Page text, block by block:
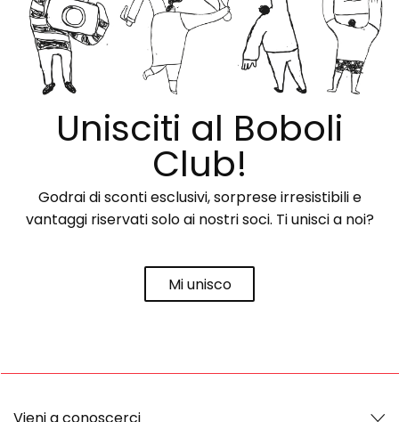
Unisciti al Boboli
Club!
Godrai di sconti esclusivi, sorprese irresistibili e
vantaggi riservati solo ai nostri soci. Ti unisci a noi?
Mi unisco